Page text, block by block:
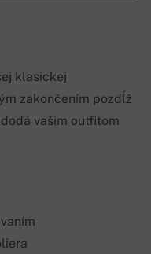
klasickej
zakončením pozdĺž
vašim outfitom